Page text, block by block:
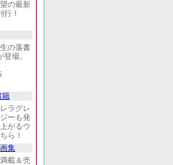
の最新
行！
の落書
登場。
籍
ラグレ
ーも発
がるウ
ら！
集
載＆売